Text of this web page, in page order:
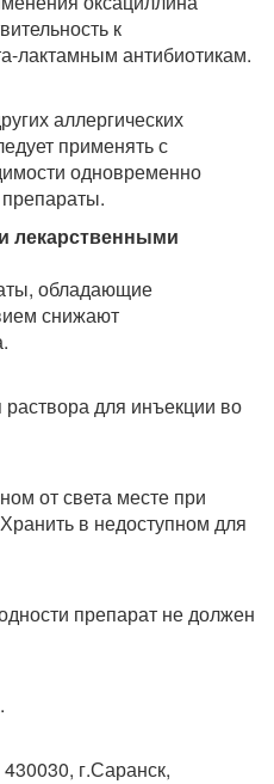
к
лактамным антибиотикам.
аллергических
применять с
одновременно
лекарственными
обладающие
снижают
для инъекции во
от света месте при
в недоступном для
препарат не должен
г.Саранск,